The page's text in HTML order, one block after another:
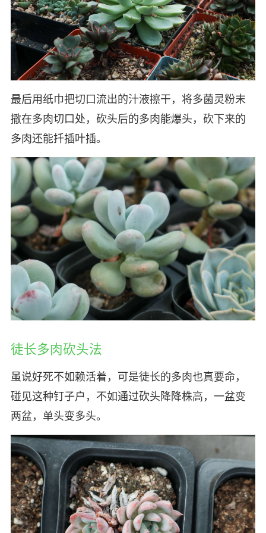
最后用纸巾把切口流出的汁液擦干，将多菌灵粉末
撒在多肉切口处，砍头后的多肉能爆头，砍下来的
多肉还能扦插叶插。
徒长多肉砍头法
虽说好死不如赖活着，可是徒长的多肉也真要命，
碰见这种钉子户，不如通过砍头降降株高，一盆变
两盆，单头变多头。